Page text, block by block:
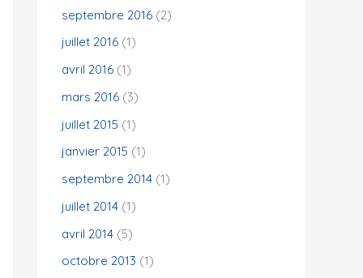
septembre 2016 (2)
juillet 2016 (1)
avril 2016 (1)
mars 2016 (3)
juillet 2015 (1)
janvier 2015 (1)
septembre 2014 (1)
juillet 2014 (1)
avril 2014 (5)
octobre 2013 (1)